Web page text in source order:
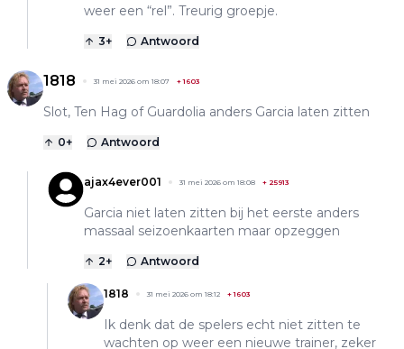
weer een “rel”. Treurig groepje.
3+ Antwoord
1818 31 mei 2026 om 18:07 +1603
Slot, Ten Hag of Guardolia anders Garcia laten zitten
0+ Antwoord
ajax4ever001 31 mei 2026 om 18:08 + 25913
Garcia niet laten zitten bij het eerste anders
massaal seizoenkaarten maar opzeggen
2+ Antwoord
1818 31 mei 2026 om 18:12 +1603
Ik denk dat de spelers echt niet zitten te
wachten op weer een nieuwe trainer, zeker